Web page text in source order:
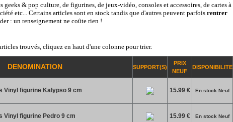
& pop culture, de figurines, de jeux-vidéo, consoles et accessoires, de cartes à
etc... Certains articles sont en stock tandis que d'autres peuvent parfois rentrer
: un renseignement ne coûte rien !
trouvés, cliquez en haut d'une colonne pour trier.
DENOMINATION SUPPORT(S)
PRIX
NEUF
DISPONIBILITE
Vinyl figurine Kalypso 9 cm 15.99 € En stock Neuf
Vinyl figurine Pedro 9 cm 15.99 € En stock Neuf